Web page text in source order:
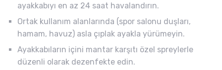
ayakkabıyı en az 24 saat havalandırın.
Ortak kullanım alanlarında (spor salonu duşları,
hamam, havuz) asla çıplak ayakla yürümeyin.
Ayakkabıların içini mantar karşıtı özel spreylerle
düzenli olarak dezenfekte edin.